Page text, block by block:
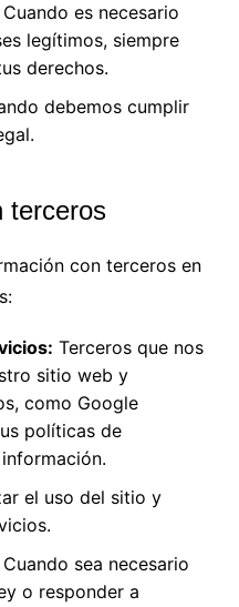
Cuando es necesario
legítimos, siempre
derechos.
debemos cumplir
terceros
con terceros en
Terceros que nos
sitio web y
como Google
políticas de
el uso del sitio y
Cuando sea necesario
o responder a